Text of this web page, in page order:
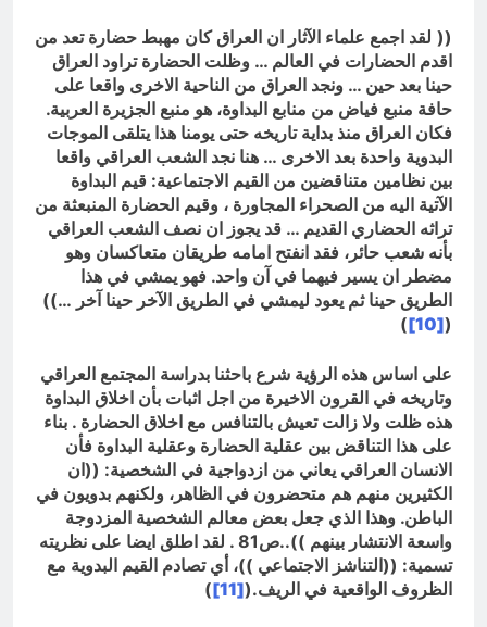
(( لقد اجمع علماء الآثار ان العراق كان مهبط حضارة تعد من
اقدم الحضارات في العالم … وظلت الحضارة تراود العراق
حينا بعد حين … ونجد العراق من الناحية الاخرى واقعا على
حافة منبع فياض من منابع البداوة، هو منبع الجزيرة العربية.
فكان العراق منذ بداية تاريخه حتى يومنا هذا يتلقى الموجات
البدوية واحدة بعد الاخرى … هنا نجد الشعب العراقي واقعا
بين نظامين متناقضين من القيم الاجتماعية: قيم البداوة
الآتية اليه من الصحراء المجاورة ، وقيم الحضارة المنبعثة من
تراثه الحضاري القديم … قد يجوز ان نصف الشعب العراقي
بأنه شعب حائر، فقد انفتح امامه طريقان متعاكسان وهو
مضطر ان يسير فيهما في آن واحد. فهو يمشي في هذا
الطريق حينا ثم يعود ليمشي في الطريق الآخر حينا آخر …))
(
[10]
)
على اساس هذه الرؤية شرع باحثنا بدراسة المجتمع العراقي
وتاريخه في القرون الاخيرة من اجل اثبات بأن اخلاق البداوة
هذه ظلت ولا زالت تعيش بالتنافس مع اخلاق الحضارة . بناء
على هذا التناقض بين عقلية الحضارة وعقلية البداوة فأن
الانسان العراقي يعاني من ازدواجية في الشخصية: ((ان
الكثيرين منهم هم متحضرون في الظاهر، ولكنهم بدويون في
الباطن. وهذا الذي جعل بعض معالم الشخصية المزدوجة
واسعة الانتشار بينهم ))..ص81 . لقد اطلق ايضا على نظريته
تسمية: ((التناشز الاجتماعي ))، أي تصادم القيم البدوية مع
الظروف الواقعية في الريف.([11]
)